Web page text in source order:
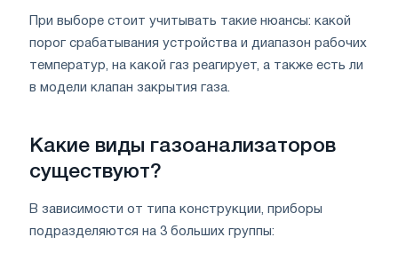
При выборе стоит учитывать такие нюансы: какой
порог срабатывания устройства и диапазон рабочих
температур, на какой газ реагирует, а также есть ли
в модели клапан закрытия газа.
Какие виды газоанализаторов
существуют?
В зависимости от типа конструкции, приборы
подразделяются на 3 больших группы: